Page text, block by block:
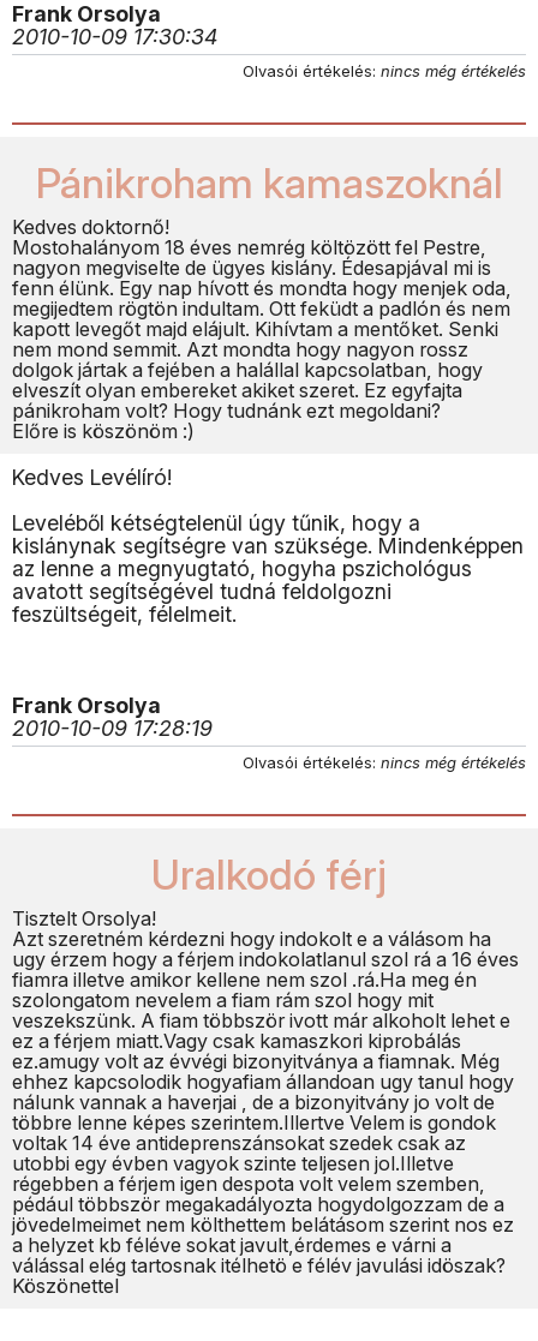
Frank Orsolya
2010-10-09 17:30:34
Olvasói értékelés: nincs még értékelés
Pánikroham kamaszoknál
Kedves doktornő!
Mostohalányom 18 éves nemrég költözött fel Pestre,
nagyon megviselte de ügyes kislány. Édesapjával mi is
fenn élünk. Egy nap hívott és mondta hogy menjek oda,
megijedtem rögtön indultam. Ott feküdt a padlón és nem
kapott levegőt majd elájult. Kihívtam a mentőket. Senki
nem mond semmit. Azt mondta hogy nagyon rossz
dolgok jártak a fejében a halállal kapcsolatban, hogy
elveszít olyan embereket akiket szeret. Ez egyfajta
pánikroham volt? Hogy tudnánk ezt megoldani?
Előre is köszönöm :)
Kedves Levélíró!
Leveléből kétségtelenül úgy tűnik, hogy a
kislánynak segítségre van szüksége. Mindenképpen
az lenne a megnyugtató, hogyha pszichológus
avatott segítségével tudná feldolgozni
feszültségeit, félelmeit.
Frank Orsolya
2010-10-09 17:28:19
Olvasói értékelés: nincs még értékelés
Uralkodó férj
Tisztelt Orsolya!
Azt szeretném kérdezni hogy indokolt e a válásom ha
ugy érzem hogy a férjem indokolatlanul szol rá a 16 éves
fiamra illetve amikor kellene nem szol .rá.Ha meg én
szolongatom nevelem a fiam rám szol hogy mit
veszekszünk. A fiam többször ivott már alkoholt lehet e
ez a férjem miatt.Vagy csak kamaszkori kiprobálás
ez.amugy volt az évvégi bizonyitványa a fiamnak. Még
ehhez kapcsolodik hogyafiam állandoan ugy tanul hogy
nálunk vannak a haverjai , de a bizonyitvány jo volt de
többre lenne képes szerintem.Illertve Velem is gondok
voltak 14 éve antideprenszánsokat szedek csak az
utobbi egy évben vagyok szinte teljesen jol.Illetve
régebben a férjem igen despota volt velem szemben,
pédául többször megakadályozta hogydolgozzam de a
jövedelmeimet nem költhettem belátásom szerint nos ez
a helyzet kb féléve sokat javult,érdemes e várni a
válással elég tartosnak itélhetö e félév javulási idöszak?
Köszönettel